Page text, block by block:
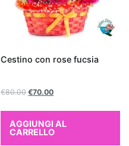
Cestino con rose fucsia
€80.00 €70.00
AGGIUNGI AL
CARRELLO
migliorare
dell'aria
Le
piante
da